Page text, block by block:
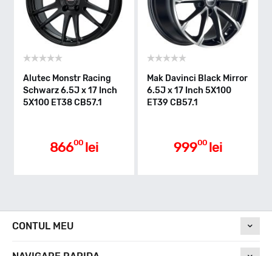
Alutec Monstr Racing
Schwarz 6.5J x 17 Inch
5X100 ET38 CB57.1
86600 lei
Mak Davinci Black Mirror
6.5J x 17 Inch 5X100
ET39 CB57.1
99900 lei
CONTUL MEU